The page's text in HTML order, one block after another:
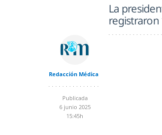
La
registraron
Redacción Médica
Publicada
6 junio 2025
15:45h